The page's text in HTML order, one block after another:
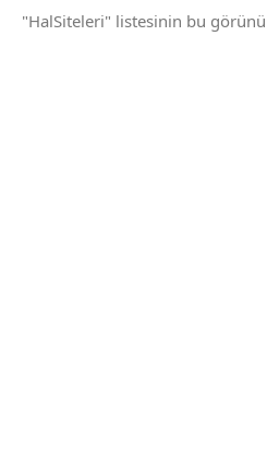
"HalSiteleri" listesinin bu